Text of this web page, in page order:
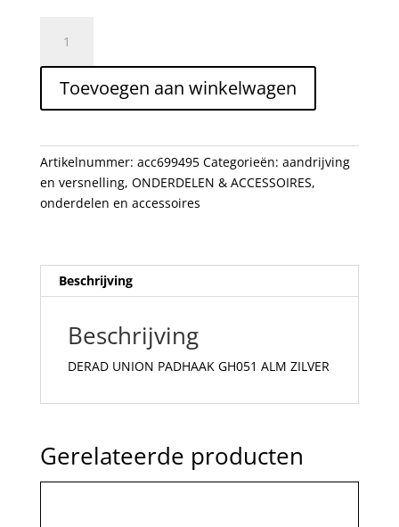
UNION
PADHAAK
GH051
ALM
aantal
Toevoegen aan winkelwagen
Artikelnummer: acc699495 Categorieën: aandrijving
en versnelling, ONDERDELEN & ACCESSOIRES,
onderdelen en accessoires
Beschrijving
Beschrijving
DERAD UNION PADHAAK GH051 ALM ZILVER
Gerelateerde producten